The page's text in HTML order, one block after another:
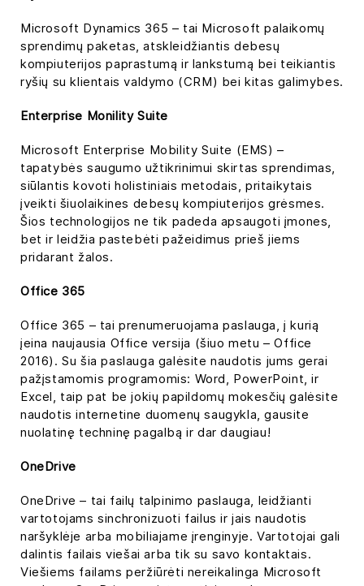
Microsoft Dynamics 365 – tai Microsoft palaikomų
sprendimų paketas, atskleidžiantis debesų
kompiuterijos paprastumą ir lankstumą bei teikiantis
ryšių su klientais valdymo (CRM) bei kitas galimybes.
Enterprise Monility Suite
Microsoft Enterprise Mobility Suite (EMS) –
tapatybės saugumo užtikrinimui skirtas sprendimas,
siūlantis kovoti holistiniais metodais, pritaikytais
įveikti šiuolaikines debesų kompiuterijos grėsmes.
Šios technologijos ne tik padeda apsaugoti įmones,
bet ir leidžia pastebėti pažeidimus prieš jiems
pridarant žalos.
Office 365
Office 365 – tai prenumeruojama paslauga, į kurią
įeina naujausia Office versija (šiuo metu – Office
2016). Su šia paslauga galėsite naudotis jums gerai
pažįstamomis programomis: Word, PowerPoint, ir
Excel, taip pat be jokių papildomų mokesčių galėsite
naudotis internetine duomenų saugykla, gausite
nuolatinę techninę pagalbą ir dar daugiau!
OneDrive
OneDrive – tai failų talpinimo paslauga, leidžianti
vartotojams sinchronizuoti failus ir jais naudotis
naršyklėje arba mobiliajame įrenginyje. Vartotojai gali
dalintis failais viešai arba tik su savo kontaktais.
Viešiems failams peržiūrėti nereikalinga Microsoft